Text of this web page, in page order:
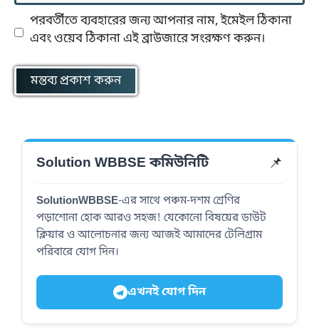
পরবর্তীতে ব্যবহারের জন্য আপনার নাম, ইমেইল ঠিকানা
এবং ওয়েব ঠিকানা এই ব্রাউজারে সংরক্ষণ করুন।
Solution WBBSE কমিউনিটি 📌
SolutionWBBSE-এর সাথে পঞ্চম-দশম শ্রেণির
পড়াশোনা হোক আরও সহজ! যেকোনো বিষয়ের ডাউট
ক্লিয়ার ও আলোচনার জন্য আজই আমাদের টেলিগ্রাম
পরিবারে যোগ দিন।
এখনই যোগ দিন